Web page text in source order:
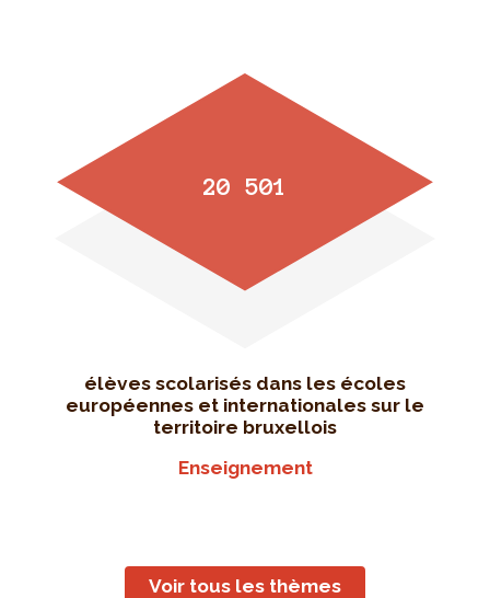
20 501
élèves scolarisés dans les écoles
européennes et internationales sur le
territoire bruxellois
Enseignement
Voir tous les thèmes